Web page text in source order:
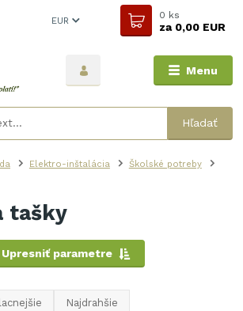
Menu
EUR
Hľadať
0 ks
za0,00 EUR
Elektro-inštalácia
Školské potreby
tašky
Upresniť parametre
Najdrahšie